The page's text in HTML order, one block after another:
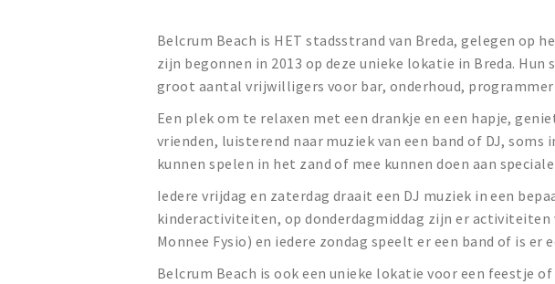
Belcrum Beach is HET stadsstrand van Breda, gelegen op
zijn begonnen in 2013 op deze unieke lokatie in Breda.
groot aantal vrijwilligers voor bar, onderhoud,
Een plek om te relaxen met een drankje en een hapje,
vrienden, luisterend naar muziek van een band of DJ,
kunnen spelen in het zand of mee kunnen doen aan
Iedere vrijdag en zaterdag draait een DJ muziek in een
kinderactiviteiten, op donderdagmiddag zijn er activiteiten
Monnee Fysio) en iedere zondag speelt er een band of is er
Belcrum Beach is ook een unieke lokatie voor een feestje